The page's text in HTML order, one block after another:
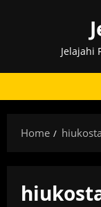
Jelajahi
Home